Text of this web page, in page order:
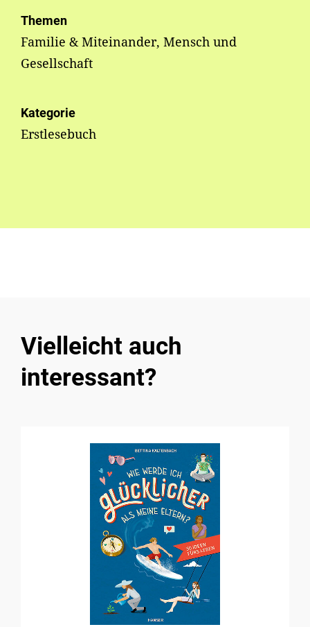
Themen
Familie & Miteinander, Mensch und
Gesellschaft
Kategorie
Erstlesebuch
Vielleicht auch
interessant?